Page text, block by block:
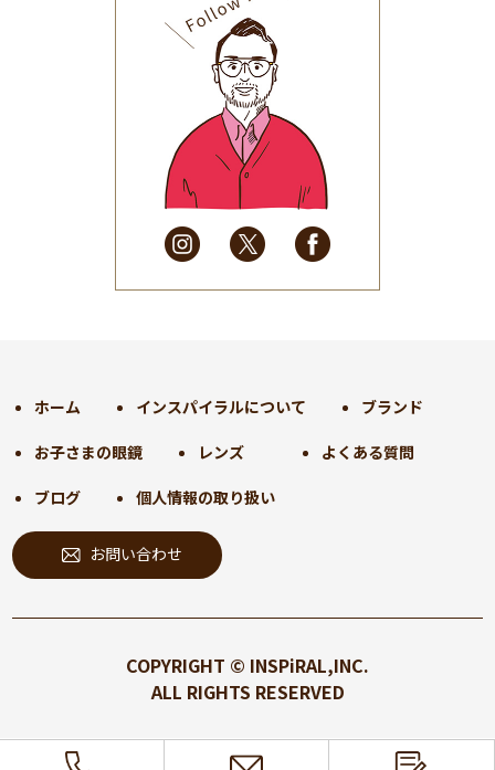
2025年9月(30)
2025年8月(31)
2025年7月(37)
2025年6月(48)
2025年5月
(41)
2025年4月
(32)
2025年3月(31)
2025年2月
(28)
2025年1月
(34)
2024年9月(30)
2024年7月(31)
2024年6月(30)
2024年5月
2024年4月 (32)
2024年2月(31)
2024年1月(45)
2023年12月(31)
(31)
ホーム インスパイラルについて ブランド
お子さまの眼鏡 レンズ よくある質問
ブログ 個人情報の取り扱い
お問い合わせ
COPYRIGHT © INSPiRAL,INC.
ALL RIGHTS RESERVED